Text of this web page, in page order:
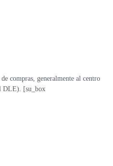
compras, generalmente al centro
DLE). [su_box